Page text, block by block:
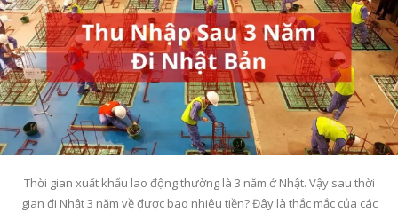
Thời gian xuất khẩu lao động thường là 3 năm ở Nhật. Vậy sau thời
gian đi Nhật 3 năm về được bao nhiêu tiền? Đây là thắc mắc của các